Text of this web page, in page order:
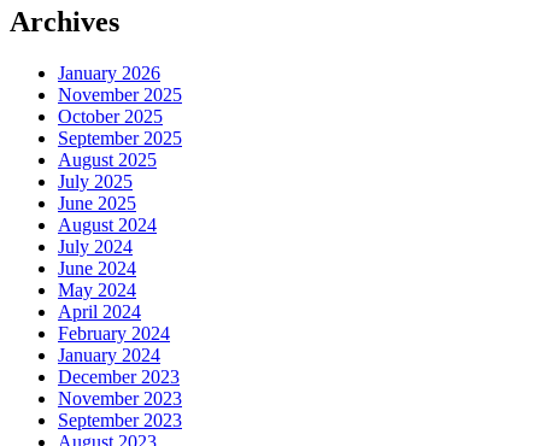
Archives
January 2026
November 2025
October 2025
September 2025
August 2025
July 2025
June 2025
August 2024
July 2024
June 2024
May 2024
April 2024
February 2024
January 2024
December 2023
November 2023
September 2023
August 2023